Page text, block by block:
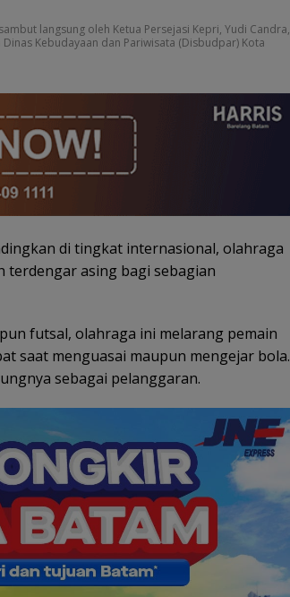
langsung oleh Ketua Persejasi Kepri, Yudi Candra,
Kebudayaan dan Pariwisata (Disbudpar) Kota
di tingkat internasional, olahraga
terdengar asing bagi sebagian
futsal, olahraga ini melarang pemain
saat menguasai maupun mengejar bola.
sebagai pelanggaran.
54 Pendaki Bawa
Semangat
di Atas Natuna
SSB NFA Borong Dua
Gelar Juara di Batam